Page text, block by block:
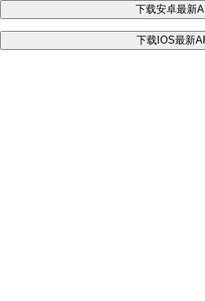
下载安卓最新
下载IOS最新